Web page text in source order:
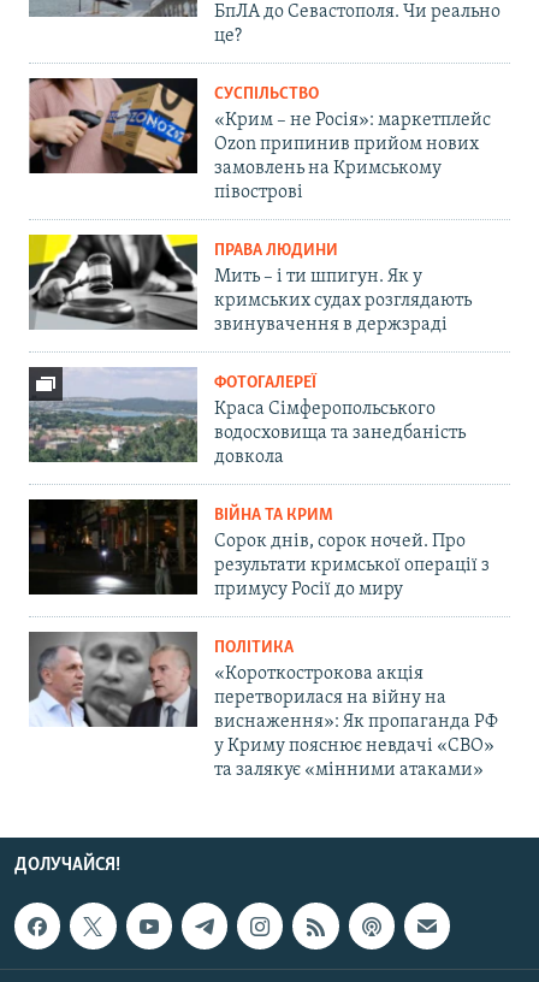
БпЛА до Севастополя. Чи реально
це?
СУСПІЛЬСТВО
«Крим – не Росія»: маркетплейс
Ozon припинив прийом нових
замовлень на Кримському
півострові
ПРАВА ЛЮДИНИ
Мить – і ти шпигун. Як у
кримських судах розглядають
звинувачення в держзраді
ФОТОГАЛЕРЕЇ
Краса Сімферопольського
водосховища та занедбаність
довкола
ВІЙНА ТА КРИМ
Сорок днів, сорок ночей. Про
результати кримської операції з
примусу Росії до миру
ПОЛІТИКА
«Короткострокова акція
перетворилася на війну на
виснаження»: Як пропаганда РФ
у Криму пояснює невдачі «СВО»
та залякує «мінними атаками»
ДОЛУЧАЙСЯ!